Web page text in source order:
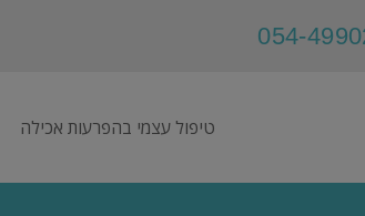
טיפול עצמי בהפרעות אכילה